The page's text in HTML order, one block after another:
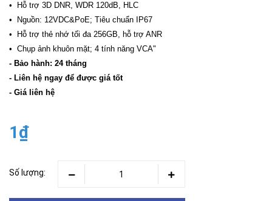
• Hỗ trợ 3D DNR, WDR 120dB, HLC
• Nguồn: 12VDC&PoE; Tiêu chuẩn IP67
• Hỗ trợ thẻ nhớ tối đa 256GB, hỗ trợ ANR
• Chụp ảnh khuôn mặt; 4 tính năng VCA"
- Bảo hành: 24 tháng
- Liên hệ ngay để được giá tốt
- Giá liên hệ
1₫
Số lượng: